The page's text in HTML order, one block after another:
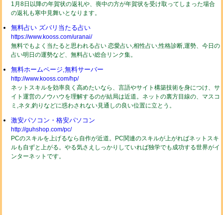
1月8日以降の年賀状の返礼や、喪中の方が年賀状を受け取ってしまった場合
の返礼も寒中見舞いとなります。
無料占い ズバリ当たる占い
https://www.kooss.com/uranai/
無料でもよく当たると思われる占い 恋愛占い,相性占い,性格診断,運勢、今日の
占い明日の運勢など、無料占い総合リンク集。
無料ホームページ,無料サーバー
http://www.kooss.com/hp/
ネットスキルを効率良く高めたいなら、言語やサイト構築技術を身につけ、サ
イト運営のノウハウを理解するのが結局は近道。ネットの裏方目線の、マスコ
ミ,ネタ,釣りなどに惑わされない見通しの良い位置に立とう。
激安パソコン・格安パソコン
http://guhshop.com/pc/
PCのスキルを上げるなら自作が近道。PC関連のスキルが上がればネットスキ
ルも自ずと上がる。やる気さえしっかりしていれば独学でも成功する世界がイ
ンターネットです。